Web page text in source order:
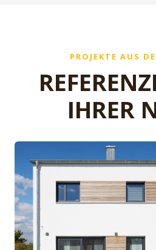
PROJEKTE AUS
IHRER